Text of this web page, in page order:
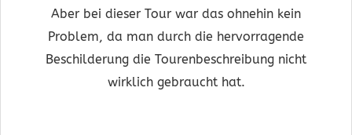
Aber bei dieser Tour war das ohnehin kein
Problem, da man durch die hervorragende
Beschilderung die Tourenbeschreibung nicht
wirklich gebraucht hat.